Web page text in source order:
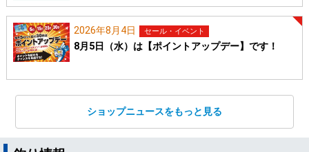
2026年8月4日 セール・イベント
8月5日（水）は【ポイントアップデー】です！
ショップニュースをもっと見る